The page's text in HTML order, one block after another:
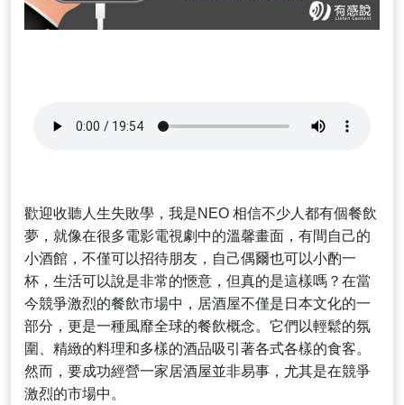
歡迎收聽人生失敗學，我是NEO 相信不少人都有個餐飲
夢，就像在很多電影電視劇中的溫馨畫面，有間自己的
小酒館，不僅可以招待朋友，自己偶爾也可以小酌一
杯，生活可以說是非常的愜意，但真的是這樣嗎？在當
今競爭激烈的餐飲市場中，居酒屋不僅是日本文化的一
部分，更是一種風靡全球的餐飲概念。它們以輕鬆的氛
圍、精緻的料理和多樣的酒品吸引著各式各樣的食客。
然而，要成功經營一家居酒屋並非易事，尤其是在競爭
激烈的市場中。